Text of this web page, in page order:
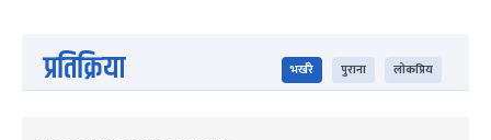
प्रतिक्रिया भर्खरै पुराना लोकप्रिय